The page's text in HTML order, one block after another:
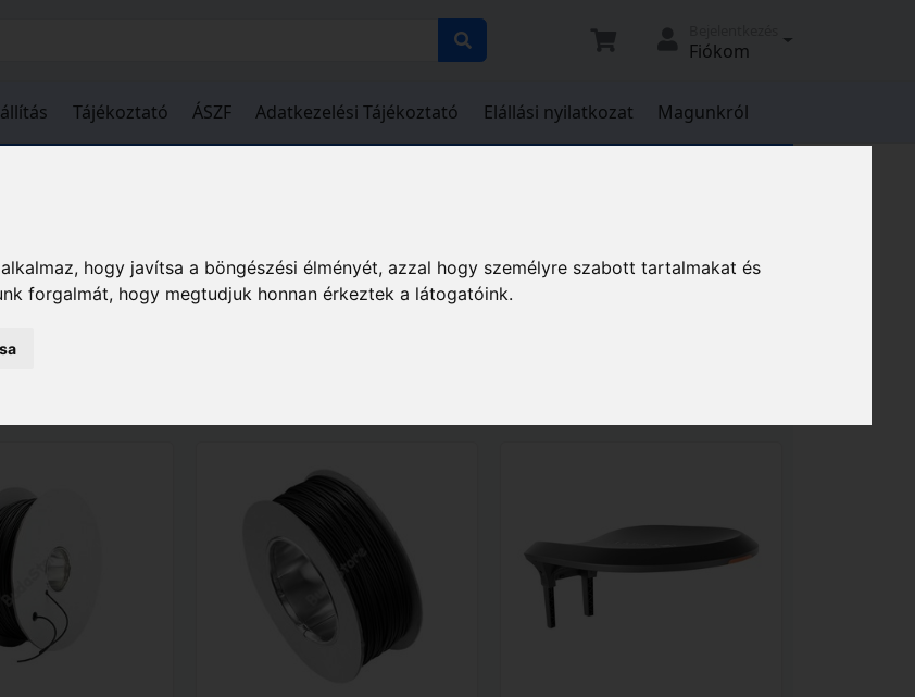
hogy javítsa a böngészési élményét, azzal hogy személyre szabott tartalmakat és
forgalmát, hogy megtudjuk honnan érkeztek a látogatóink.
Fiókom
Tájékoztató ÁSZF Adatkezelési Tájékoztató Elállási nyilatkozat Magunkról